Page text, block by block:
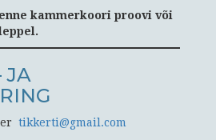
kammerkoori proovi või
JA
tikkerti@gmail.com